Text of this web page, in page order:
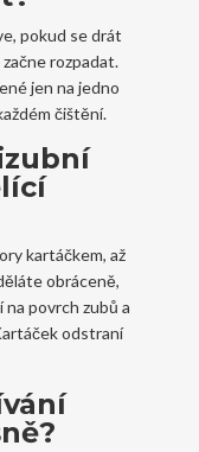
pokud se drát
rozpadat.
jen na jedno
čištění.
kartáčkem, až
obráceně,
povrch zubů a
odstraní